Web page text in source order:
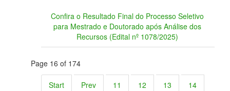
Confira o Resultado Final do Processo Seletivo
para Mestrado e Doutorado após Análise dos
Recursos (Edital nº 1078/2025)
Page 16 of 174
Start Prev 11 12 13 14